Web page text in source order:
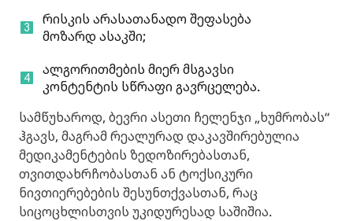
რისკის არასათანადო შეფასება
მოზარდ ასაკში;
ალგორითმების მიერ მსგავსი
კონტენტის სწრაფი გავრცელება.
სამწუხაროდ, ბევრი ასეთი ჩელენჯი „ხუმრობას“
ჰგავს, მაგრამ რეალურად დაკავშირებულია
მედიკამენტების ზედოზირებასთან,
თვითდახრჩობასთან ან ტოქსიკური
ნივთიერებების შესუნთქვასთან, რაც
სიცოცხლისთვის უკიდურესად საშიშია.